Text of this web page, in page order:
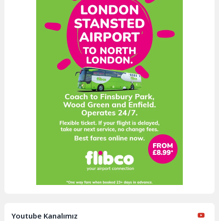
Youtube Kanalımız